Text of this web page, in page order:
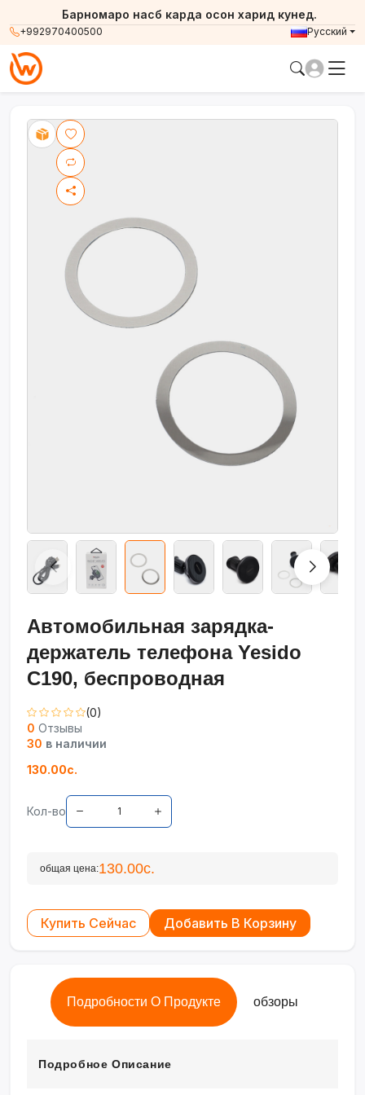
+992970400500
Барномаро насб карда осон харид кунед.
Русский
Автомобильная зарядка-
держатель телефона Yesido
C190, беспроводная
(0)
0 Отзывы
30 в наличии
130.00с.
Кол-во
общая цена:130.00с.
Купить Сейчас Добавить В Корзину
Подробности О Продукте обзоры
Подробное Описание